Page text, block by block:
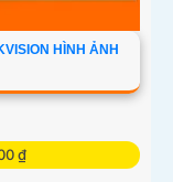
HÌNH ẢNH
₫